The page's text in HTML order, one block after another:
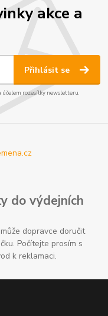
akce a
Přihlásit se
účelem rozesílky newsletteru.
do výdejních
dopravce doručit
Počítejte prosím s
k reklamaci.